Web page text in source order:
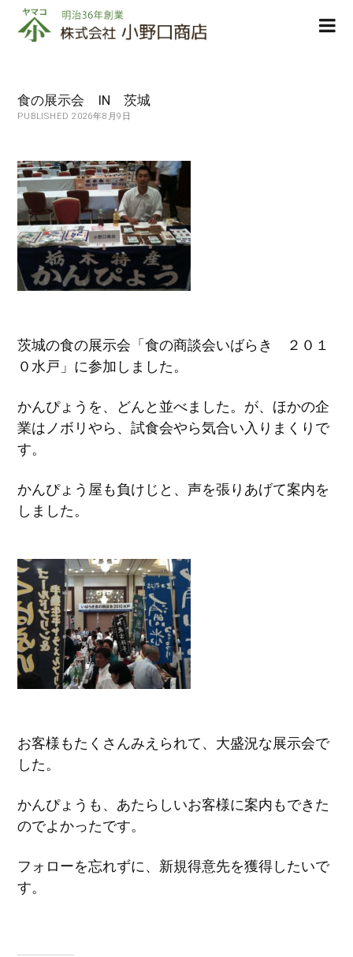
株
式
小
野
店
食の展示会 IN 茨城
PUBLISHED 2026年8月9日
茨城の食の展示会「食の商談会いばらき ２０１
０水戸」に参加しました。
かんぴょうを、どんと並べました。が、ほかの企
業はノボリやら、試食会やら気合い入りまくりで
す。
かんぴょう屋も負けじと、声を張りあげて案内を
しました。
お客様もたくさんみえられて、大盛況な展示会で
した。
かんぴょうも、あたらしいお客様に案内もできた
のでよかったです。
フォローを忘れずに、新規得意先を獲得したいで
す。